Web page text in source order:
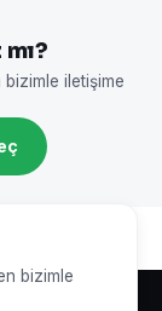
iletişime
bizimle